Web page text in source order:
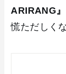
ARIRANG』
慌ただしく